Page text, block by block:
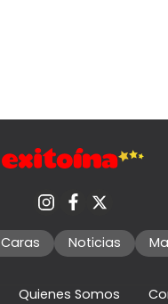
Caras Noticias
Quienes Somos